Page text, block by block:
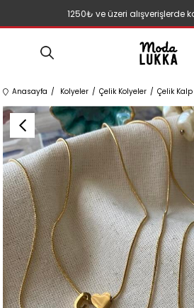
1250₺ ve üzeri alışverişlerde
Anasayfa Kolyeler Çelik Kolyeler Çelik